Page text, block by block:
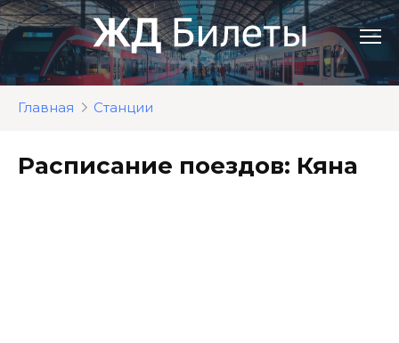
Перейти
к
контенту
Главная Станции
Расписание поездов: Кяна